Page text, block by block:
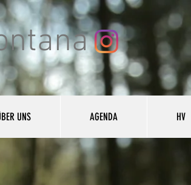
UNS AGENDA HV